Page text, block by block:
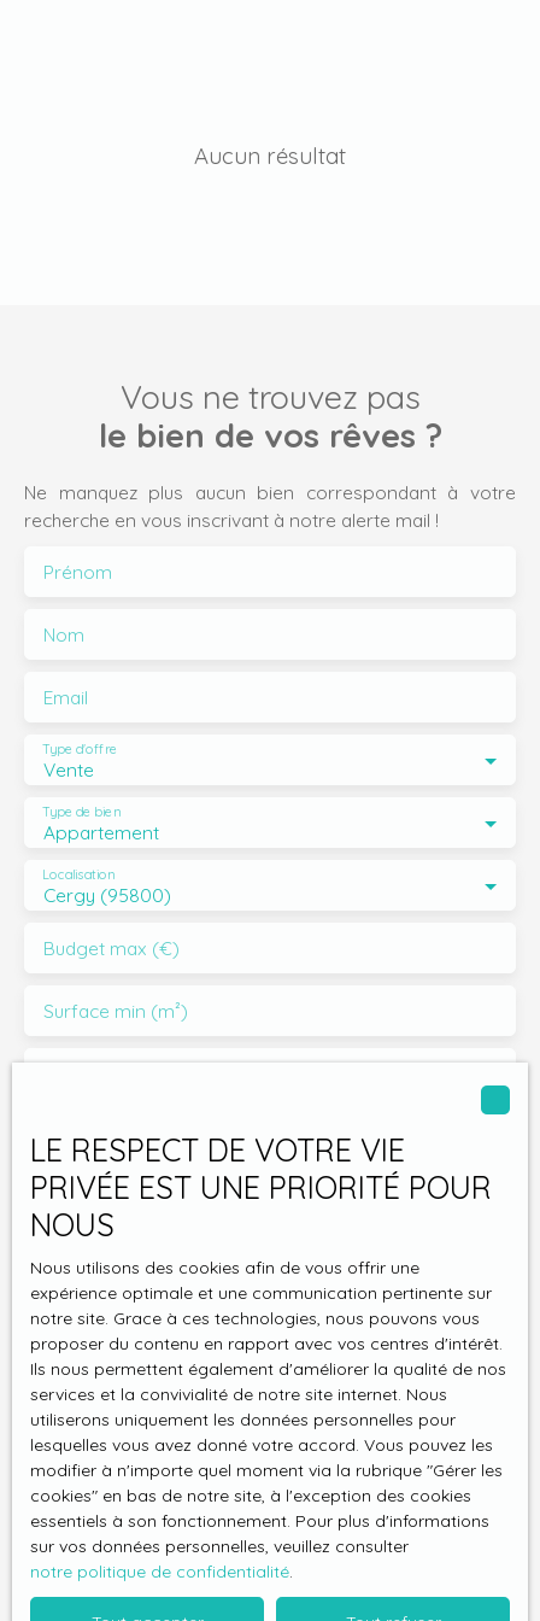
Aucun résultat
Vous ne trouvez pas
le bien de vos rêves ?
Ne manquez plus aucun bien correspondant à votre
recherche en vous inscrivant à notre alerte mail !
Prénom
Nom
Email
Vente
Type d'offre
Appartement
Type de bien
Cergy (95800)
Localisation
Budget max (€)
Surface min (m²)
J'accepte le traitement de mes données
personnelles conformément au RGPD. Si vous ne
souhaitez pas faire l'objet de prospection
commerciale par voie téléphonique, vous pouvez
au démarchage téléphonique, prévu par l'article
L223-1 du code de la consommation, sur le site
Internet www.bloctel.gouv.fr ou par courrier
adressé à :
Société Worldline, Service Bloctel, CS 61311, 41013
BLOIS CEDEX.
Pour en savoir plus sur le traitement de vos
données personnelles, veuillez consulter notre
politique de confidentialité.
LE RESPECT DE VOTRE VIE
PRIVÉE EST UNE PRIORITÉ POUR
NOUS
Nous utilisons des cookies afin de vous offrir une
expérience optimale et une communication pertinente sur
notre site. Grace à ces technologies, nous pouvons vous
proposer du contenu en rapport avec vos centres d'intérêt.
Ils nous permettent également d'améliorer la qualité de nos
services et la convivialité de notre site internet. Nous
utiliserons uniquement les données personnelles pour
lesquelles vous avez donné votre accord. Vous pouvez les
modifier à n'importe quel moment via la rubrique ″Gérer les
cookies″ en bas de notre site, à l'exception des cookies
essentiels à son fonctionnement. Pour plus d'informations
sur vos données personnelles, veuillez consulter
notre politique de confidentialité.